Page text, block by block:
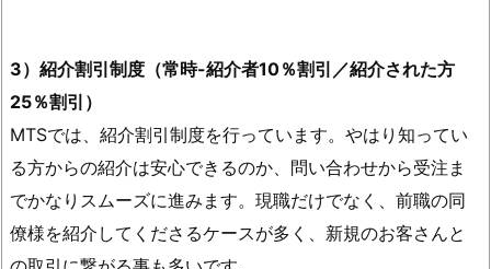
3）紹介割引制度（常時-紹介者10％割引／紹介された方
25％割引）
MTSでは、紹介割引制度を行っています。やはり知ってい
る方からの紹介は安心できるのか、問い合わせから受注ま
でかなりスムーズに進みます。現職だけでなく、前職の同
僚様を紹介してくださるケースが多く、新規のお客さんと